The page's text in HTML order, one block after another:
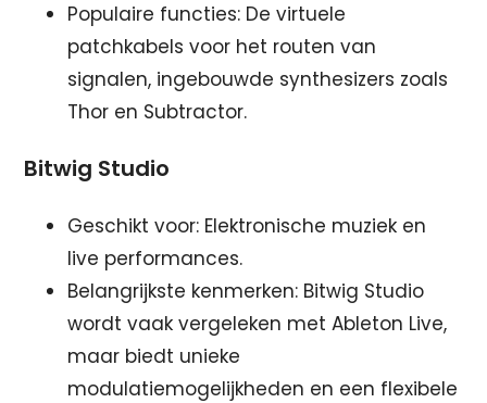
Populaire functies: De virtuele
patchkabels voor het routen van
signalen, ingebouwde synthesizers zoals
Thor en Subtractor.
Bitwig Studio
Geschikt voor: Elektronische muziek en
live performances.
Belangrijkste kenmerken: Bitwig Studio
wordt vaak vergeleken met Ableton Live,
maar biedt unieke
modulatiemogelijkheden en een flexibele